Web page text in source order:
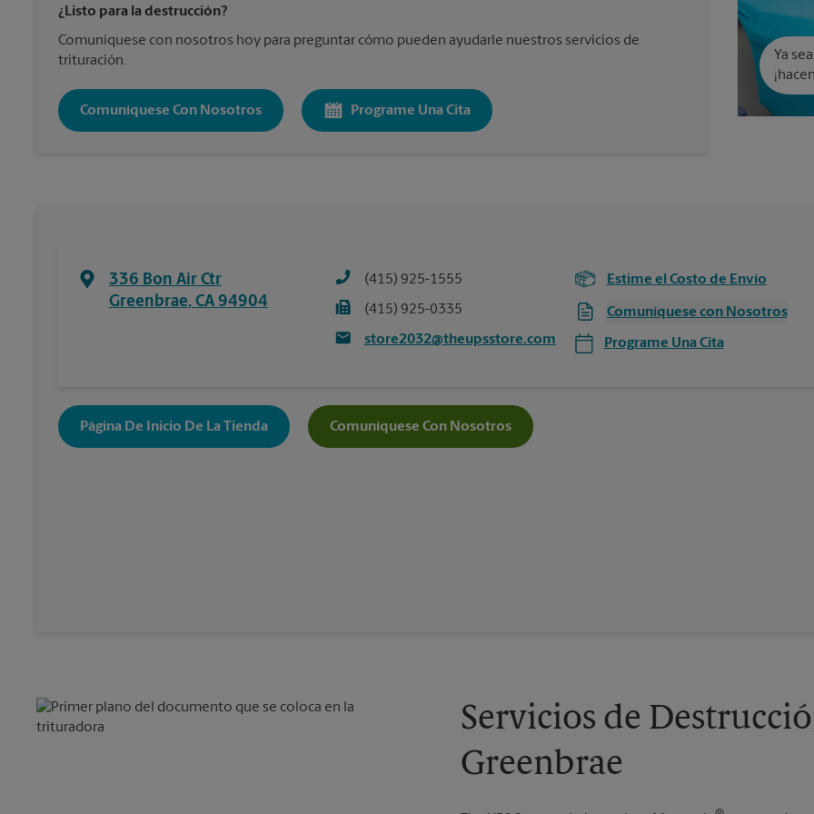
¿Listo para la destrucción?
Comuníquese con nosotros hoy para preguntar cómo pueden ayudarle nuestros servicios de
trituración.
Comuníquese Con Nosotros Programe Una Cita
Ya
336 Bon Air Ctr
Greenbrae, CA 94904
(415) 925-1555
(415) 925-0335
store2032@theupsstore.com
Estime el Costo de Envío
Comuníquese con Nosotros
Programe Una Cita
Página De Inicio De La Tienda Comuníquese Con Nosotros
Servicios de
Greenbrae